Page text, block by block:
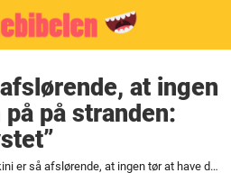
at ingen
på stranden:
Ny bikini er så afslørende, at ingen tør at have den på på stranden: "Viser hele brystet"